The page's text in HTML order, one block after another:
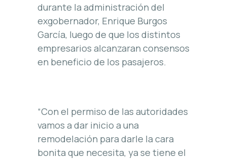
durante la administración del
exgobernador, Enrique Burgos
García, luego de que los distintos
empresarios alcanzaran consensos
en beneficio de los pasajeros.
“Con el permiso de las autoridades
vamos a dar inicio a una
remodelación para darle la cara
bonita que necesita, ya se tiene el